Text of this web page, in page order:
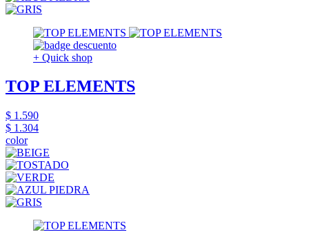
+ Quick shop
TOP ELEMENTS
$ 1.590
$ 1.304
color